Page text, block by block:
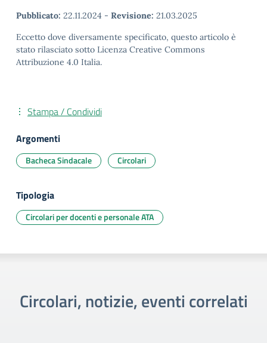
Pubblicato: 22.11.2024 - Revisione: 21.03.2025
Eccetto dove diversamente specificato, questo articolo è
stato rilasciato sotto Licenza Creative Commons
Attribuzione 4.0 Italia.
Stampa / Condividi
Argomenti
Bacheca Sindacale Circolari
Tipologia
Circolari per docenti e personale ATA
Circolari, notizie, eventi correlati